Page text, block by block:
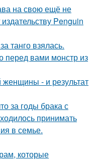
на свою ещё не
Penguin
танго взялась.
перед вами монстр из
- и результат
за годы брака с
принимать
в семье.
которые